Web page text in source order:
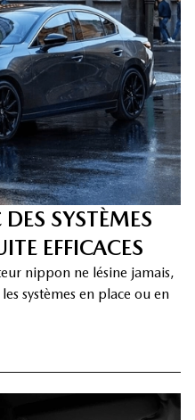
SYSTÈMES
EFFICACES
nippon ne lésine jamais,
systèmes en place ou en